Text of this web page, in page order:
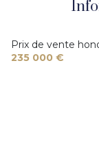
Prix de vente
235 000 €